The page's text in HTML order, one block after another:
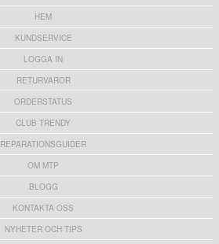
HEM
KUNDSERVICE
LOGGA IN
RETURVAROR
ORDERSTATUS
CLUB TRENDY
REPARATIONSGUIDER
OM MTP
BLOGG
KONTAKTA OSS
NYHETER OCH TIPS